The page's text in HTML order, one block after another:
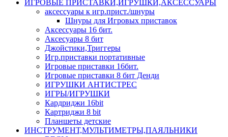
ИГРОВЫЕ ПРИСТАВКИ,ИГРУШКИ,АКСЕССУАРЫ
аксесcуары к игр.прист./шнуры
Шнуры для Игровых приставок
Аксессуары 16 бит.
Аксесуары 8 бит
Джойстики,Триггеры
Игр.приставки портативные
Игровые приставки 16бит.
Игровые приставки 8 бит Денди
ИГРУШКИ АНТИСТРЕС
ИГРЫ/ИГРУШКИ
Кардриджи 16bit
Картриджи 8 bit
Планшеты детские
ИНСТРУМЕНТ,МУЛЬТИМЕТРЫ,ПАЯЛЬНИКИ